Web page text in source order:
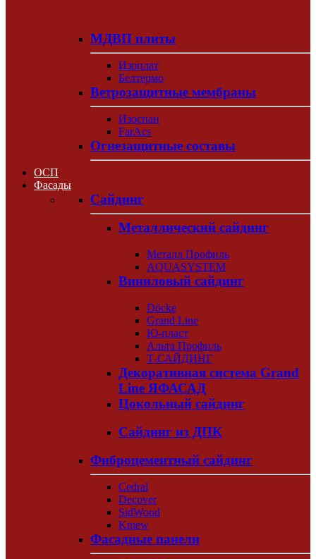
МДВП плиты
Изоплат
Белтермо
Ветрозащитные мембраны
Изоспан
FarAcs
Огнезащитные составы
ОСП
Фасады
Сайдинг
Металлический сайдинг
Металл Профиль
AQUASYSTEM
Виниловый сайдинг
Döcke
Grand Line
Ю-пласт
Альта Профиль
Т-САЙДИНГ
Декоративная система Grand
Line ЯФАСАД
Цокольный сайдинг
Сайдинг из ДПК
Фиброцементный сайдинг
Cedral
Decover
SidWood
Kmew
Фасадные панели